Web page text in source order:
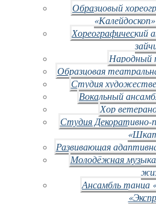
Образцовый
Хореографический
Народный
Образцовая
Студия
Вокальный
Хор
Студия Декоративно-
Развивающая
Молодёжная
Ансамбль танца